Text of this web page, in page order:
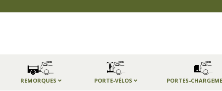
REMORQUES PORTE-VÉLOS PORTES-